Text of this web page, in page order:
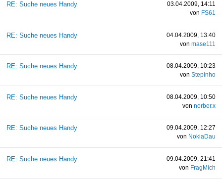
RE: Suche neues Handy
03.04.2009, 14:11
von FS61
RE: Suche neues Handy
04.04.2009, 13:40
vonmase111
RE: Suche neues Handy
08.04.2009, 10:23
vonStepinho
RE: Suche neues Handy
08.04.2009, 10:50
vonnorber.x
RE: Suche neues Handy
09.04.2009, 12:27
von NokiaDau
RE: Suche neues Handy
09.04.2009, 21:41
von FragMich